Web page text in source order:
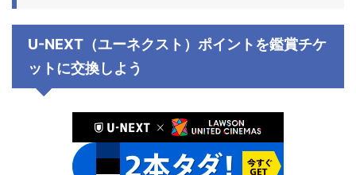
U-NEXT（ユーネクスト）ポイントを鑑賞チケ
ットに交換しよう